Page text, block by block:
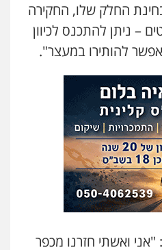
אדרי
כלכלי פלילי מעצרים
דין לענייני אסירים
שלף
חמורה עורכי דין לענייני
עורכי דין
ייצוג שוטרים וסוהרים חיילים
החלק שלו, החקירה
– ניתן להתכנס לכיוון
להותירו במעצר".
ואשתי חזרנו מכפר